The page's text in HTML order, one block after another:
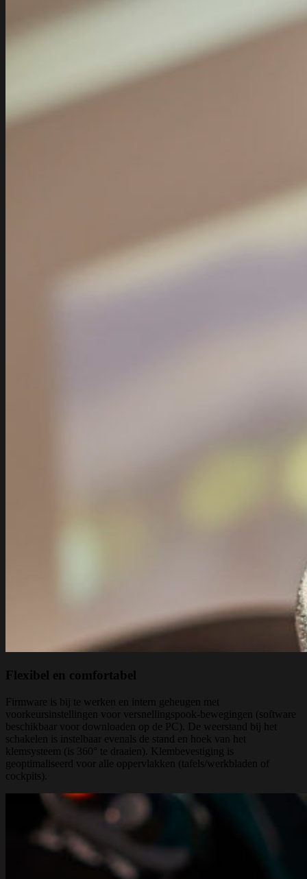
Flexibel en comfortabel
Firmware is bij te werken en intern geheugen met
voorkeursinstellingen voor versnellingspook-bewegingen (software
beschikbaar voor downloaden op de PC). De weerstand bij het
schakelen is instelbaar evenals de stand en hoek van het
klemsysteem (is 360° te draaien). Klembevestiging is
geoptimaliseerd voor alle oppervlakken (tafels/werkbladen of
cockpits).